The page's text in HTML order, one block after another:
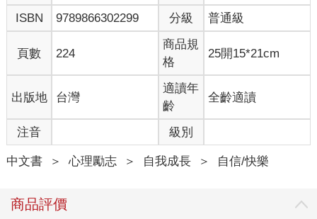
ISBN
9789866302299 分級 普通級
頁數 224
商品規
格
25開15*21cm
出版地 台灣
適讀年
齡
全齡適讀
注音 級別
中文書 ＞ 心理勵志 ＞ 自我成長 ＞ 自信/快樂
商品評價